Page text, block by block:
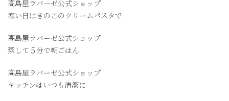
髙島屋ラバーゼ公式ショップ
寒い日はきのこのクリームパスタで
高島屋ラバーゼ公式ショップ
蒸して５分で朝ごはん
髙島屋ラバーゼ公式ショップ
キッチンはいつも清潔に